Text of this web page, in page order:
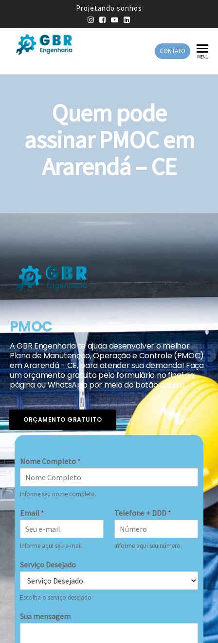
Projetando sonhos
Engenharia
Engenharia
CONTATO
MENU
Quem pode
assinar PMOC em
Ararendá – CE
PMOC
A GBR Engenharia te ajuda desenvolver o melhor
Plano de Manutenção, Operação e Controle (PMOC)
em Ararendá - CE, para atender sua demanda! Faça
um orçamento gratuito pelo formulário no final da
página ou WhatsApp por meio do botão abaixo.
ORÇAMENTO GRATUITO
Nome Completo *
Informe seu nome completo.
Email *
Informe aqui seu e-mail.
Telefone + DDD *
Informe aqui seu número.
Serviço Desejado
Escolha o serviço desejado
Sua mensagem